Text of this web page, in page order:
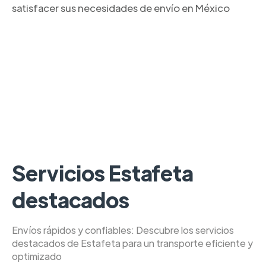
satisfacer sus necesidades de envío en México
Servicios Estafeta
destacados
Envíos rápidos y confiables: Descubre los servicios
destacados de Estafeta para un transporte eficiente y
optimizado